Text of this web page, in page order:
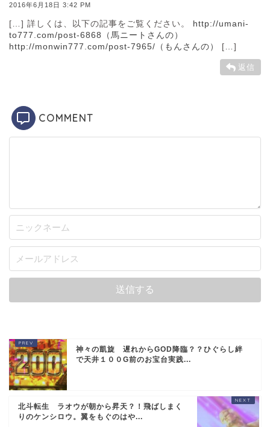
2016年6月18日 3:42 PM
[…] 詳しくは、以下の記事をご覧ください。 http://umani-
to777.com/post-6868（馬ニートさんの）
http://monwin777.com/post-7965/（もんさんの）
[…]
返信
COMMENT
神々の凱旋 遅れからGOD降臨？？ひぐらし絆
で天井１００G前のお宝台実践...
北斗転生 ラオウが朝から昇天？！飛ばしまく
りのケンシロウ。翼をもぐのはや...